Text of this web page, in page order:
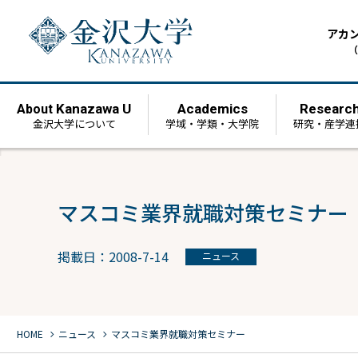
アカ
About Kanazawa U
金沢大学について
Academics
学域・学類・大学院 研究・産学連
マスコミ業界就職対策セミナー
掲載日：2008-7-14 ニュース
HOME chevron_right ニュース chevron_right マスコミ業界就職対策セミナー